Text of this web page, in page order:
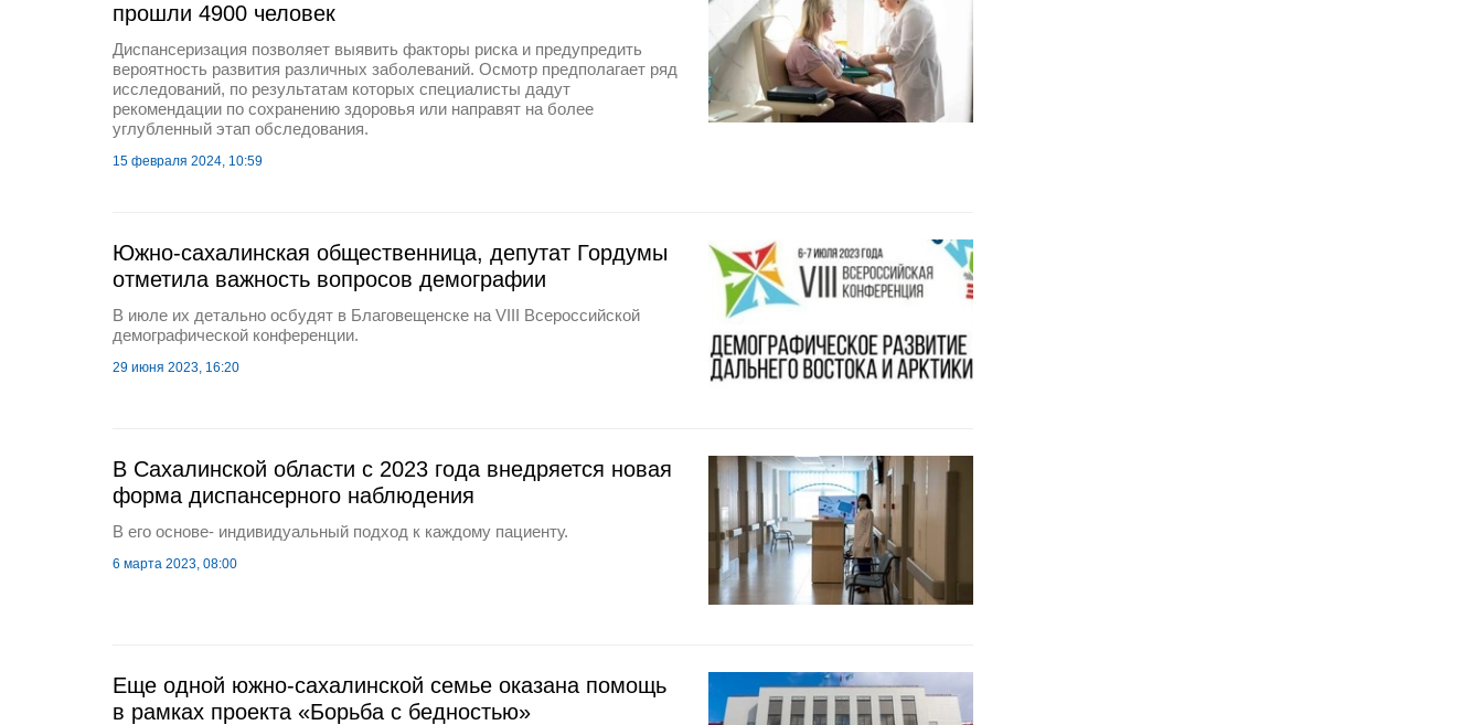
прошли 4900 человек
Диспансеризация позволяет выявить факторы риска и предупредить
вероятность развития различных заболеваний. Осмотр предполагает ряд
исследований, по результатам которых специалисты дадут
рекомендации по сохранению здоровья или направят на более
углубленный этап обследования.
15 февраля 2024, 10:59
Южно-сахалинская общественница, депутат Гордумы
отметила важность вопросов демографии
В июле их детально осбудят в Благовещенске на VIII Всероссийской
демографической конференции.
29 июня 2023, 16:20
В Сахалинской области с 2023 года внедряется новая
форма диспансерного наблюдения
В его основе- индивидуальный подход к каждому пациенту.
6 марта 2023, 08:00
Еще одной южно-сахалинской семье оказана помощь
в рамках проекта «Борьба с бедностью»